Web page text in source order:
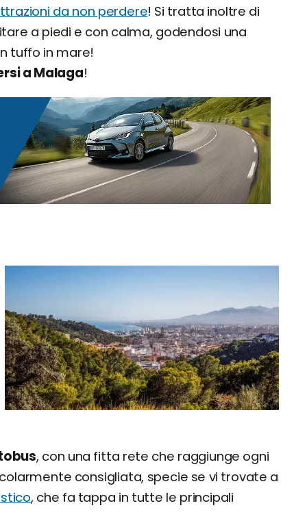
da non perdere! Si tratta inoltre di
a piedi e con calma, godendosi una
tuffo in mare!
a Malaga!
, con una fitta rete che raggiunge ogni
consigliata, specie se vi trovate a
, che fa tappa in tutte le principali